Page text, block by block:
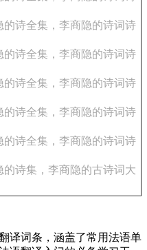
的诗全集，李商隐的诗词诗
的诗全集，李商隐的诗词诗
的诗全集，李商隐的诗词诗
的诗全集，李商隐的诗词诗
的诗全集，李商隐的诗词诗
的诗集，李商隐的古诗词大
译词条，涵盖了常用法语单